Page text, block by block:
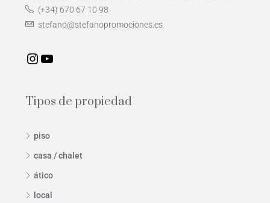
(+34) 670 67 10 98
stefano@stefanopromociones.es
Tipos de propiedad
piso
casa / chalet
ático
local